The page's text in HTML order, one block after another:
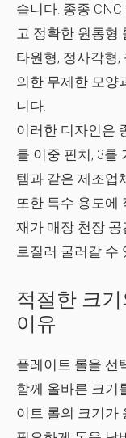
습니다. 종종
고 정확한 원통형
타원형, 정사각형
의한 무제한 모양
니다.
이러한 디자인은
롤 이중 핀치, 3롤
템과 같은 제조업
또한 특수 용도에
재가 매장 천장
로질러 굴러갈 수
적절한 크
이유
플레이트 롤을 선
함께 올바른 크기
이트 롤의 크기가